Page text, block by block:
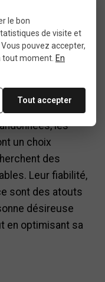
design
à l’ensemble du
ainsi une
route haut de
des
les
un choix
des
Leur fiabilité,
sont des atouts
désireuse
en optimisant sa
le bon
de visite et
pouvez accepter,
tout moment. En
Tout accepter